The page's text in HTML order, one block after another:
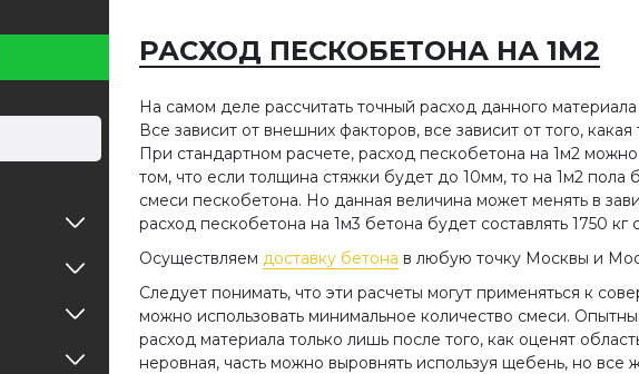
РАСХОД ПЕСКОБЕТОНА НА 1М2
На самом деле рассчитать точный расход данного
Все зависит от внешних факторов, все зависит от того,
При стандартном расчете, расход пескобетона на 1м2
том, что если толщина стяжки будет до 10мм, то на 1м2 пола
смеси пескобетона. Но данная величина может менять в
расход пескобетона на 1м3 бетона будет составлять 1750 кг
Осуществляем доставку бетона в любую точку Москвы и
Следует понимать, что эти расчеты могут применяться к
можно использовать минимальное количество смеси.
расход материала только лишь после того, как оценят
неровная, часть можно выровнять используя щебень, но